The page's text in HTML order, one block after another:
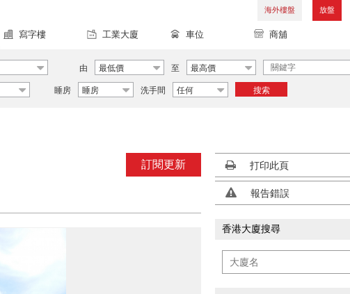
海外樓盤 放盤
寫字樓 工業大廈 車位 商舖
由 最低價 至
最高價
睡房 睡房 洗手間 任何 搜索
訂閱更新 打印此頁
報告錯誤
香港大廈搜尋